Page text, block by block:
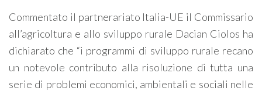
Commentato il partnerariato Italia-UE il Commissario
all’agricoltura e allo sviluppo rurale Dacian Ciolos ha
dichiarato che “i programmi di sviluppo rurale recano
un notevole contributo alla risoluzione di tutta una
serie di problemi economici, ambientali e sociali nelle